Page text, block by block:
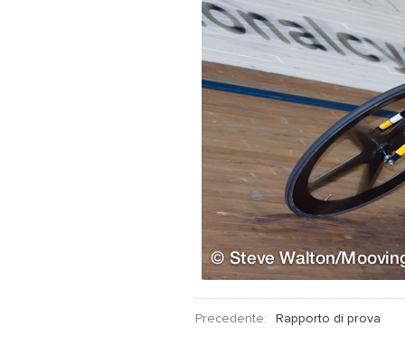
Precedente: Rapporto di prova